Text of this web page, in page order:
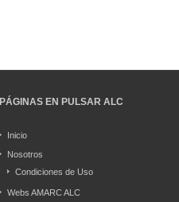
PÁGINAS EN PULSAR ALC
Inicio
Nosotros
Condiciones de Uso
Webs AMARC ALC